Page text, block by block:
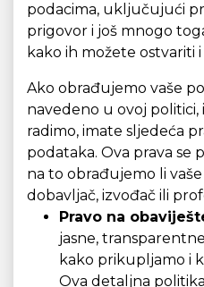
podacima, uključujući
prigovor i još mnogo
kako ih možete ostvariti
Ako obrađujemo vaše
navedeno u ovoj
radimo, imate sljedeća
podataka. Ova prava se
na to obrađujemo li
dobavljač, izvođač ili
Pravo na
jasne,
kako prikupljamo i
Ova detaljna